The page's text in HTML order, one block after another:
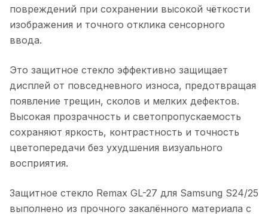
повреждений при сохранении высокой чёткости
изображения и точного отклика сенсорного
ввода.
Это защитное стекло эффективно защищает
дисплей от повседневного износа, предотвращая
появление трещин, сколов и мелких дефектов.
Высокая прозрачность и светопропускаемость
сохраняют яркость, контрастность и точность
цветопередачи без ухудшения визуального
восприятия.
Защитное стекло Remax GL-27 для Samsung S24/25
выполнено из прочного закалённого материала с